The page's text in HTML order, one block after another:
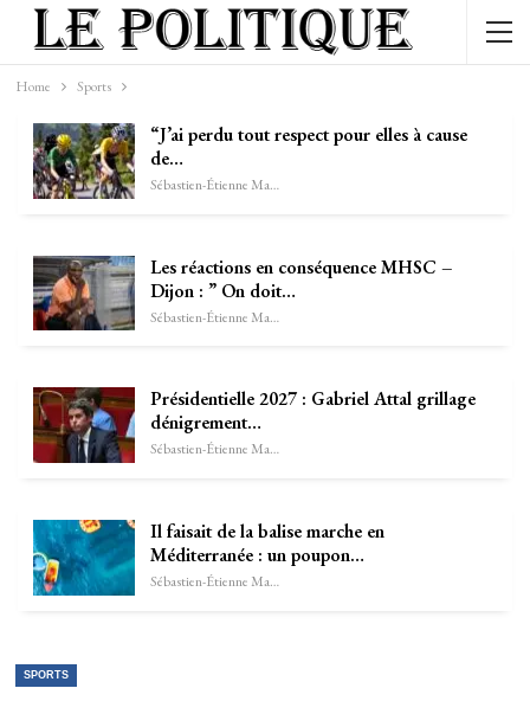
Home Sports
“J’ai perdu tout respect pour elles à cause
de…
Sébastien-Étienne Marechal
Les réactions en conséquence MHSC –
Dijon : ” On doit…
Sébastien-Étienne Marechal
Présidentielle 2027 : Gabriel Attal grillage
dénigrement…
Sébastien-Étienne Marechal
Il faisait de la balise marche en
Méditerranée : un poupon…
Sébastien-Étienne Marechal
SPORTS